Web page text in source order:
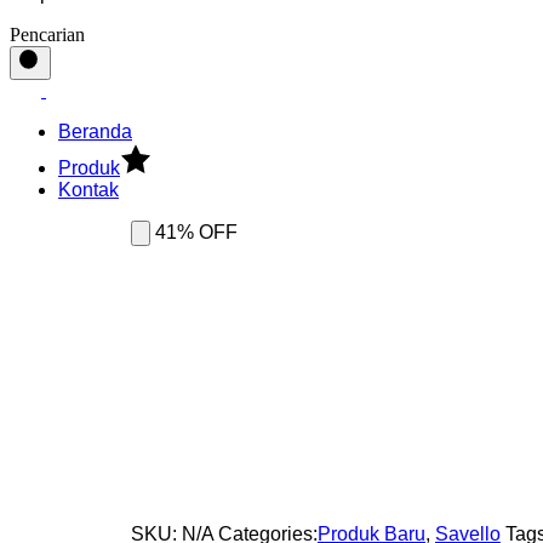
Pencarian
Beranda
Produk
Kontak
41% OFF
SKU: N/A Categories:Produk Baru, Savello